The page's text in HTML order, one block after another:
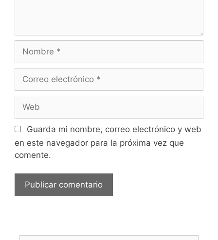
electrónico
Guarda mi nombre, correo electrónico y web
en este navegador para la próxima vez que
comente.